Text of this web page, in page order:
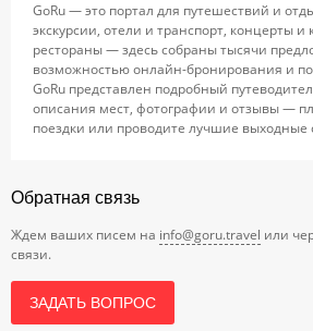
GoRu — это портал для путешествий и
экскурсии, отели и транспорт, концерты и
рестораны — здесь собраны тысячи
возможностью онлайн-бронирования и
GoRu представлен подробный
описания мест, фотографии и отзывы —
поездки или проводите лучшие выходные
Обратная связь
Ждем ваших писем на info@goru.travel или
связи.
ЗАДАТЬ ВОПРОС